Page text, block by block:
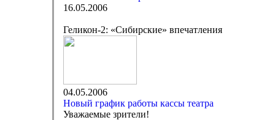
16.05.2006
Геликон-2: «Сибирские» впечатления
04.05.2006
Новый график работы кассы театра
Уважаемые зрители!